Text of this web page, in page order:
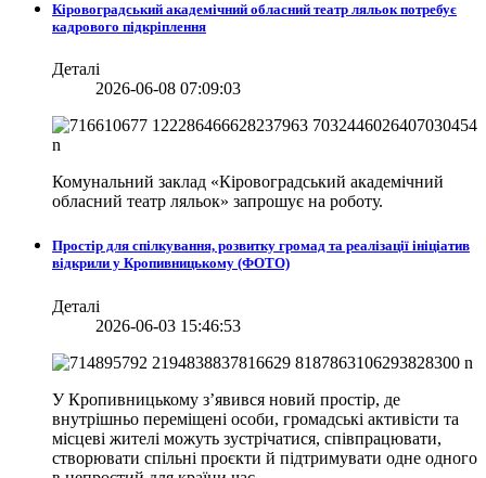
Кіровоградський академічний обласний театр ляльок потребує
кадрового підкріплення
Деталі
2026-06-08 07:09:03
Комунальний заклад «Кіровоградський академічний
обласний театр ляльок» запрошує на роботу.
Простір для спілкування, розвитку громад та реалізації ініціатив
відкрили у Кропивницькому (ФОТО)
Деталі
2026-06-03 15:46:53
У Кропивницькому з’явився новий простір, де
внутрішньо переміщені особи, громадські активісти та
місцеві жителі можуть зустрічатися, співпрацювати,
створювати спільні проєкти й підтримувати одне одного